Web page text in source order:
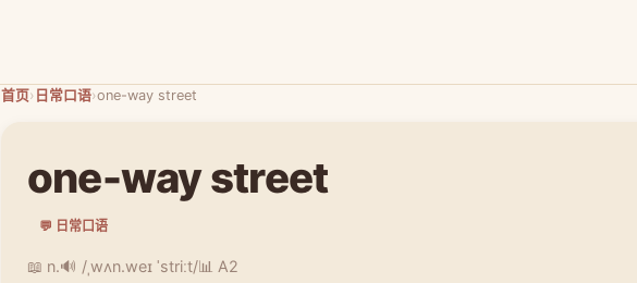
首页› 日常口语›one-way street
one-way street
💬 日常口语
📖 n.🔊 /ˌwʌn.weɪ ˈstriːt/📊 A2